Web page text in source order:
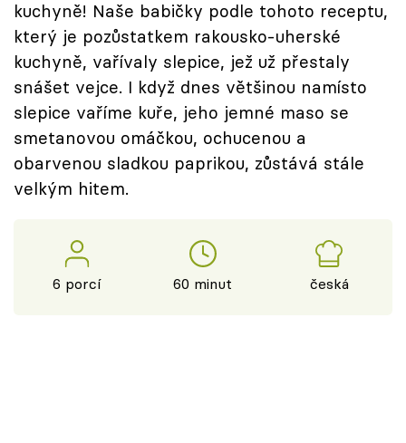
Přihlášení
Sledujte nás
kuchyně! Naše babičky podle tohoto receptu,
který je pozůstatkem rakousko-uherské
kuchyně, vařívaly slepice, jež už přestaly
snášet vejce. I když dnes většinou namísto
slepice vaříme kuře, jeho jemné maso se
smetanovou omáčkou, ochucenou a
obarvenou sladkou paprikou, zůstává stále
velkým hitem.
6 porcí 60 minut česká